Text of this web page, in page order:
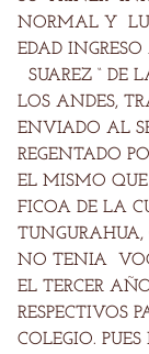
NORMAL Y
EDAD
SUAREZ “ DE
LOS ANDES,
ENVIADO AL
REGENTADO
EL MISMO
FICOA DE LA
TUNGURAHUA,
NO TENIA
EL TERCER
RESPECTIVOS
COLEGIO.